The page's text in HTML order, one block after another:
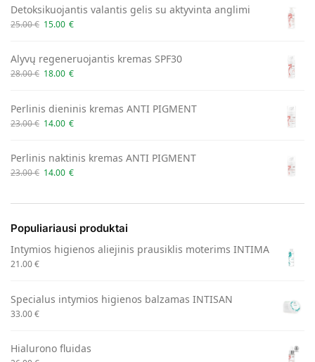
Detoksikuojantis valantis gelis su aktyvinta anglimi
25.00€ 15.00 €
Alyvų regeneruojantis kremas SPF30
28.00€ 18.00 €
Perlinis dieninis kremas ANTI PIGMENT
23.00€ 14.00 €
Perlinis naktinis kremas ANTI PIGMENT
23.00€ 14.00 €
Populiariausi produktai
Intymios higienos aliejinis prausiklis moterims INTIMA
21.00€
Specialus intymios higienos balzamas INTISAN
33.00€
Hialurono fluidas